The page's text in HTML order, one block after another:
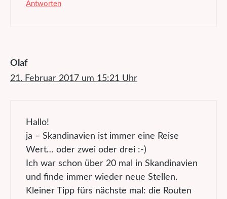
Antworten
Olaf
21. Februar 2017 um 15:21 Uhr
Hallo!
ja – Skandinavien ist immer eine Reise
Wert… oder zwei oder drei :-)
Ich war schon über 20 mal in Skandinavien
und finde immer wieder neue Stellen.
Kleiner Tipp fürs nächste mal: die Routen